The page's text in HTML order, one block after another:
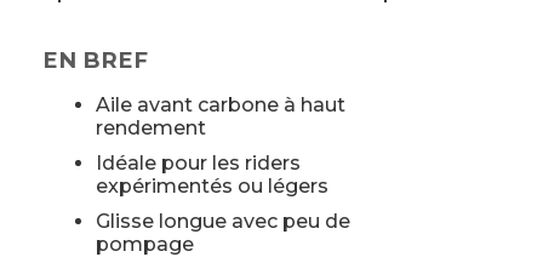
EN BREF
Aile avant carbone à haut
rendement
Idéale pour les riders
expérimentés ou légers
Glisse longue avec peu de
pompage